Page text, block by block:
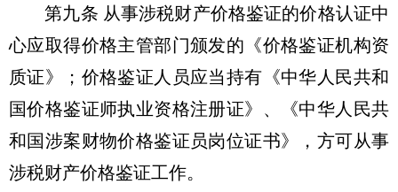
第九条 从事涉税财产价格鉴证的价格认证中
心应取得价格主管部门颁发的《价格鉴证机构资
质证》；价格鉴证人员应当持有《中华人民共和
国价格鉴证师执业资格注册证》、《中华人民共
和国涉案财物价格鉴证员岗位证书》，方可从事
涉税财产价格鉴证工作。